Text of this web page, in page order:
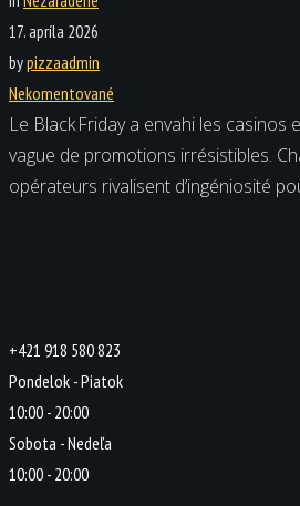
17. apríla 2026
bypizzaadmin
Nekomentované
Le Black Friday a envahi les casinos
vague de promotions irrésistibles.
opérateurs rivalisent d’ingéniosité
+421 918 580 823
Pondelok - Piatok
10:00 - 20:00
Sobota - Nedeľa
10:00 - 20:00